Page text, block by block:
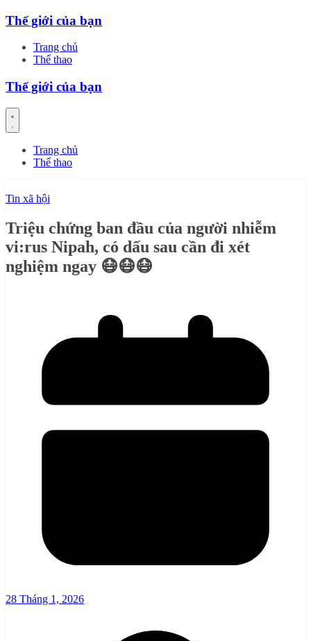
Skip
content
Thế giới của bạn
Trang chủ
Thể thao
Thế giới của bạn
Trang chủ
Thể thao
Tin xã hội
Triệu chứng ban đầu của người nhiễm
vi:rus Nipah, có dấu sau cần đi xét
nghiệm ngay 😷😷😷
28 Tháng 1, 2026